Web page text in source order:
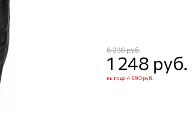
6 238 руб.
1 248 руб.
выгода 4 990 руб.